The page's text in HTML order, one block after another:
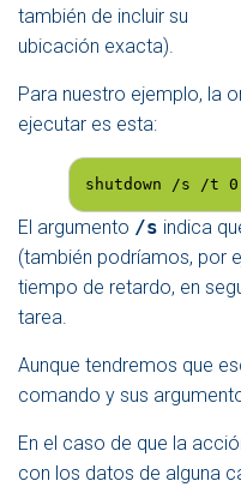
también de incluir su
ubicación exacta).
Para nuestro ejemplo, la
ejecutar es esta:
shutdown /s /t 0
El argumento /s indica
(también podríamos, por
tiempo de retardo, en
tarea.
Aunque tendremos que
comando y sus
En el caso de que la
con los datos de alguna